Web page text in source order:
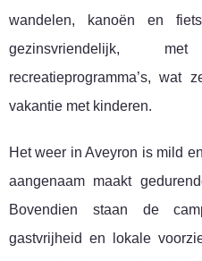
wandelen, kanoën en
gezinsvriendelijk,
recreatieprogramma’s, wat
vakantie met kinderen.
Het weer in Aveyron is mild
aangenaam maakt
Bovendien staan de
gastvrijheid en lokale